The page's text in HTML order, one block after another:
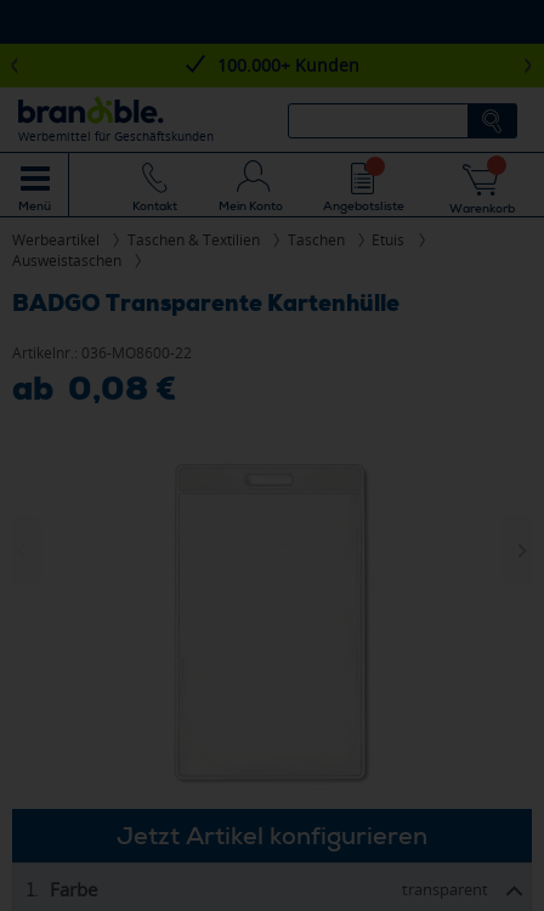
100.000+ Kunden
Werbemittel für Geschäftskunden
Menü Kontakt Mein Konto Angebotsliste Warenkorb
Werbeartikel Taschen & Textilien Taschen
Etuis
Ausweistaschen
BADGO Transparente Kartenhülle
Artikelnr.: 036-MO8600-22
ab 0,08 €
Jetzt Artikel konfigurieren
1. Farbe transparent